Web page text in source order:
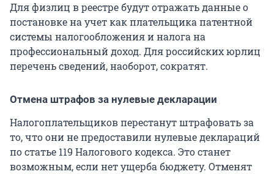
Для физлиц в реестре будут отражать данные о
постановке на учет как плательщика патентной
системы налогообложения и налога на
профессиональный доход. Для российских юрлиц
перечень сведений, наоборот, сократят.
Отмена штрафов за нулевые декларации
Налогоплательщиков перестанут штрафовать за
то, что они не предоставили нулевые деклараций
по статье 119 Налогового кодекса. Это станет
возможным, если нет ущерба бюджету. Отменят